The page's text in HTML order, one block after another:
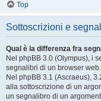
Top
Sottoscrizioni e
Qual è la differenza fra
Nel phpBB 3.0 (Olympus), i
segnalibri di un browser
Nel phpBB 3.1 (Ascraeus),
alla sottoscrizione di un
un segnalibro di un